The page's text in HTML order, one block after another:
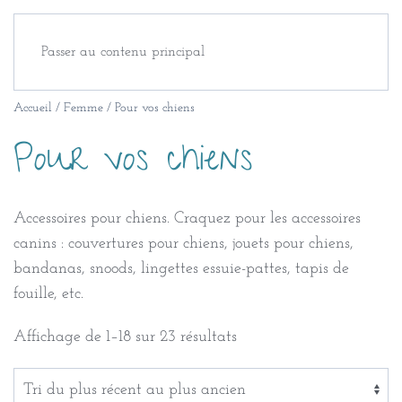
Passer au contenu principal
Accueil / Femme / Pour vos chiens
Pour vos chiens
Accessoires pour chiens. Craquez pour les accessoires
canins : couvertures pour chiens, jouets pour chiens,
bandanas, snoods, lingettes essuie-pattes, tapis de
fouille, etc.
Affichage de 1–18 sur 23 résultatsTrié
plus
récent